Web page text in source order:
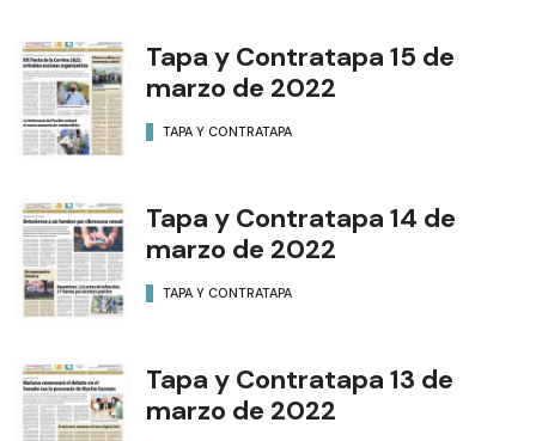
Tapa y Contratapa 15 de
marzo de 2022
TAPA Y CONTRATAPA
Tapa y Contratapa 14 de
marzo de 2022
TAPA Y CONTRATAPA
Tapa y Contratapa 13 de
marzo de 2022